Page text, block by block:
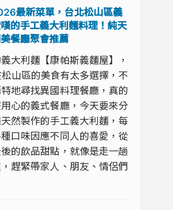
最新菜單，台北松山區義
的手工義大利麵料理！純天
餐廳聚會推薦
大利麵【康帕斯義麵屋】，
山區的美食有太多選擇，不
地尋找異國料理餐廳，真的
心的義式餐廳，今天要來分
然製作的手工義大利麵，每
口味因應不同人的喜愛，從
的飲品甜點，就像是走一趟
趕緊帶家人、朋友、情侶們